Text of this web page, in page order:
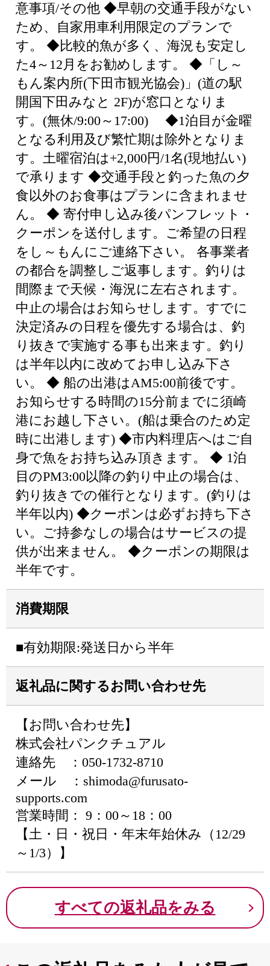
意事項/その他 ◆早朝の交通手段がない
ため、自家用車利用限定のプランで
す。 ◆比較的魚が多く、海況も安定し
た4～12月をお勧めします。 ◆「し～
もん案内所(下田市観光協会)」(道の駅
開国下田みなと 2F)が窓口となりま
す。(無休/9:00～17:00) ◆1泊目が金曜
となる利用及び繁忙期は除外となりま
す。土曜宿泊は+2,000円/1名(現地払い)
で承ります ◆交通手段と釣った魚の夕
食以外のお食事はプランに含まれませ
ん。 ◆ 寄付申し込み後パンフレット・
クーポンを送付します。ご希望の日程
をし～もんにご連絡下さい。 各事業者
の都合を調整しご返事します。釣りは
間際まで天候・海況に左右されます。
中止の場合はお知らせします。すでに
決定済みの日程を優先する場合は、釣
り抜きで実施する事も出来ます。釣り
は半年以内に改めてお申し込み下さ
い。 ◆ 船の出港はAM5:00前後です。
お知らせする時間の15分前までに須崎
港にお越し下さい。(船は乗合のため定
時に出港します) ◆市内料理店へはご自
身で魚をお持ち込み頂きます。 ◆ 1泊
目のPM3:00以降の釣り中止の場合は、
釣り抜きでの催行となります。(釣りは
半年以内) ◆クーポンは必ずお持ち下さ
い。ご持参なしの場合はサービスの提
供が出来ません。 ◆クーポンの期限は
半年です。
消費期限
■有効期限:発送日から半年
返礼品に関するお問い合わせ先
【お問い合わせ先】
株式会社パンクチュアル
連絡先 ：050-1732-8710
メール ：shimoda@furusato-
supports.com
営業時間： 9：00～18：00
【土・日・祝日・年末年始休み（12/29
～1/3）】
すべての返礼品をみる